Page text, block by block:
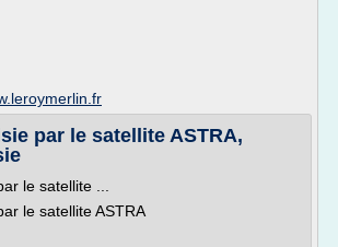
par le satellite ASTRA,
le satellite ...
le satellite ASTRA